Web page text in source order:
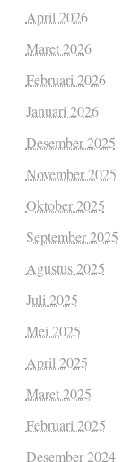
April 2026
Maret 2026
Februari 2026
Januari 2026
Desember 2025
November 2025
Oktober 2025
September 2025
Agustus 2025
Juli 2025
Mei 2025
April 2025
Maret 2025
Februari 2025
Desember 2024